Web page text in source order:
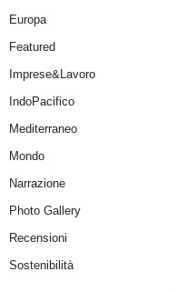
Europa
Featured
Imprese&Lavoro
IndoPacifico
Mediterraneo
Mondo
Narrazione
Photo Gallery
Recensioni
Sostenibilità